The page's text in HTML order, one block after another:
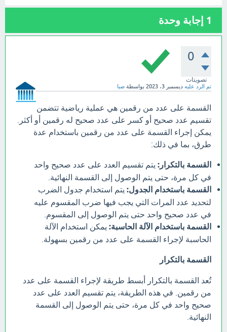
1 إجابة وحدة
0
تصويتات
تم الرد عليه ديسمبر 3، 2023 بواسطة صبا
القسمة على عدد من رقمين هي عملية رياضية تتضمن
تقسيم عدد صحيح أو كسر على عدد صحيح له رقمين أو أكثر.
يمكن إجراء القسمة على عدد من رقمين باستخدام عدة
طرق، بما في ذلك:
القسمة بالتكرار: يتم تقسيم العدد على عدد صحيح واحد
في كل مرة، حتى يتم الوصول إلى القسمة النهائية.
القسمة باستخدام الجدول: يتم استخدام جدول الضرب
لتحديد عدد المرات التي يجب فيها ضرب المقسوم عليه
في عدد صحيح واحد حتى يتم الوصول إلى المقسوم.
القسمة باستخدام الآلة الحاسبة: يمكن استخدام الآلة
الحاسبة لإجراء القسمة على عدد من رقمين بسهولة.
القسمة بالتكرار
تُعد القسمة بالتكرار أبسط طريقة لإجراء القسمة على عدد
من رقمين. في هذه الطريقة، يتم تقسيم العدد على عدد
صحيح واحد في كل مرة، حتى يتم الوصول إلى القسمة
النهائية.